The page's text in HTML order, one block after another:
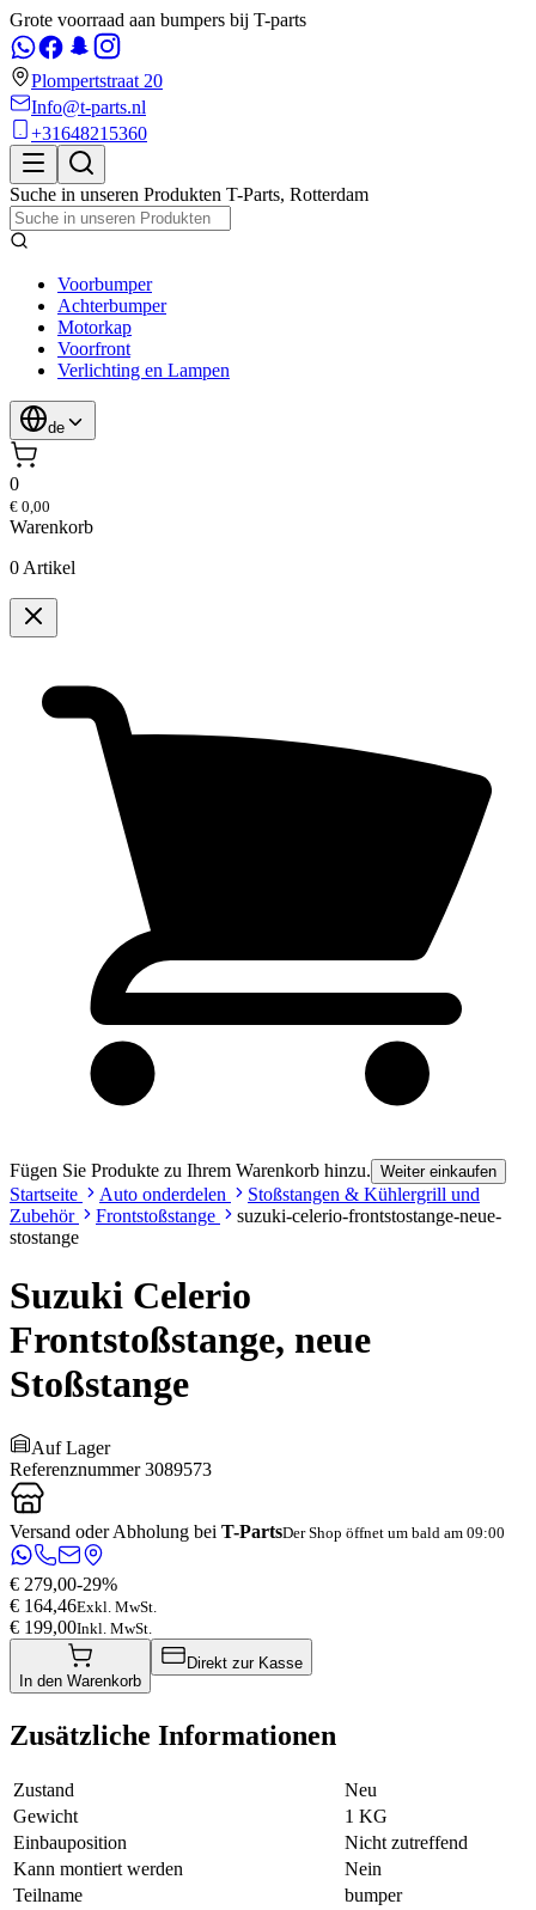
Grote voorraad aan bumpers bij T-parts
Plompertstraat 20
Info@t-parts.nl
+31648215360
Suche in unseren Produkten T-Parts, Rotterdam
Voorbumper
Achterbumper
Motorkap
Voorfront
Verlichting en Lampen
de
0
€ 0,00
Warenkorb
0 Artikel
Fügen Sie Produkte zu Ihrem Warenkorb hinzu. Weiter einkaufen
Startseite Auto onderdelen
Stoßstangen & Kühlergrill und
Zubehör
Frontstoßstange
suzuki-celerio-frontstostange-neue-
stostange
Suzuki Celerio
Frontstoßstange, neue
Stoßstange
Auf Lager
Referenznummer 3089573
Versand oder Abholung bei T-PartsDer Shop öffnet um bald am 09:00
€ 279,00-29%
€ 164,46Exkl. MwSt.
€ 199,00Inkl. MwSt.
In den Warenkorb
Direkt zur Kasse
Zusätzliche Informationen
Zustand
Neu
Gewicht
1 KG
Einbauposition
Nicht zutreffend
Kann montiert werden
Nein
Teilname
bumper